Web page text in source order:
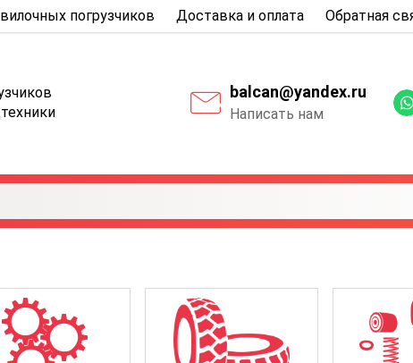
погрузчиков Доставка и оплата Обратная
balcan@yandex.ru
Написать нам